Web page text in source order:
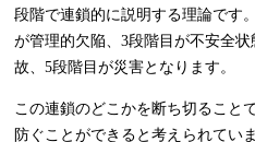
段階で連鎖的に説明する理論です
が管理的欠陥、3段階目が不安全
故、5段階目が災害となります。
この連鎖のどこかを断ち切ること
防ぐことができると考えられてい